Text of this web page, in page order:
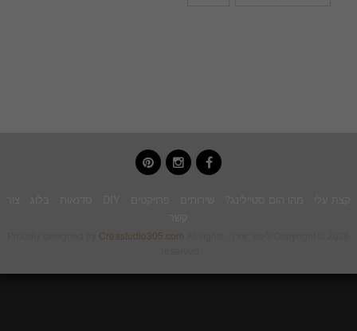
facebook
instagram
pinterest
Creastudio305.com